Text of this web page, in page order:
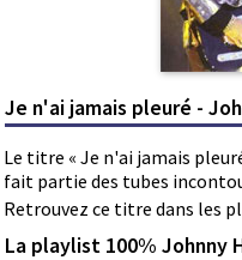
Je n'ai jamais pleuré -
Le titre « Je n'ai jamais
fait partie des tubes
Retrouvez ce titre dans les
La playlist 100% Johnny